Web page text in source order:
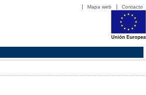
Mapa web Contacto